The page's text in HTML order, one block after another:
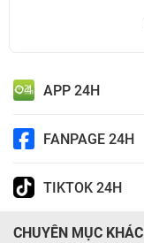
APP 24H
FANPAGE 24H
TIKTOK 24H
CHUYÊN MỤC KHÁC